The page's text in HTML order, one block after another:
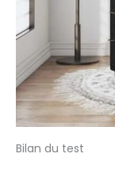
Bilan du test